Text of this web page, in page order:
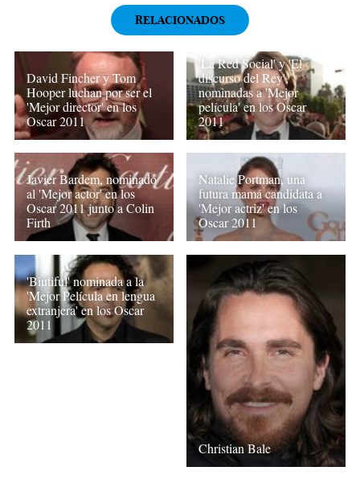
RELACIONADOS
David Fincher y Tom
Hooper luchan por ser el
'Mejor director' en los
Oscar 2011
'La Red Social' y 'El
discurso del Rey',
nominadas a 'Mejor
película' en los Oscar
2011
Javier Bardem, nominado
al 'Mejor actor' en los
Oscar 2011 junto a Colin
Firth
Natalie Portman, una
futura mamá candidata a
'Mejor actriz' en los
Oscar 2011
'Biutiful' nominada a la
'Mejor Película en lengua
extranjera' en los Oscar
2011
Christian Bale